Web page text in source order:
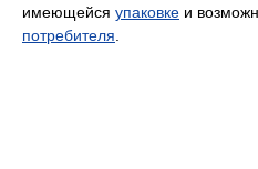
имеющейся упаковке и
потребителя.